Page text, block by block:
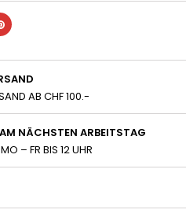
AB CHF 100.-
AM NÄCHSTEN ARBEITSTAG
– FR BIS 12 UHR